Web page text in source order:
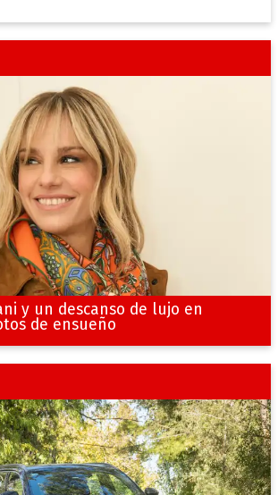
y un descanso de lujo en
de ensueño